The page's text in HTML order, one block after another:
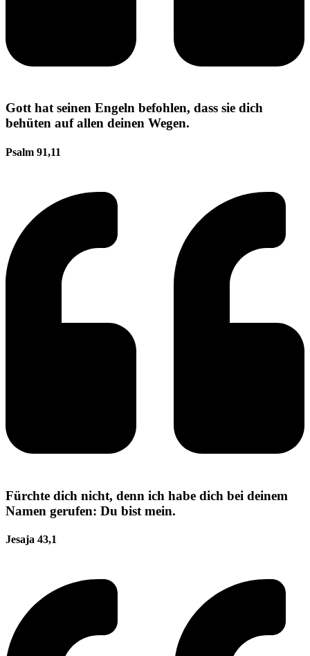
Gott hat seinen Engeln befohlen, dass sie dich
behüten auf allen deinen Wegen.
Psalm 91,11
Fürchte dich nicht, denn ich habe dich bei deinem
Namen gerufen: Du bist mein.
Jesaja 43,1